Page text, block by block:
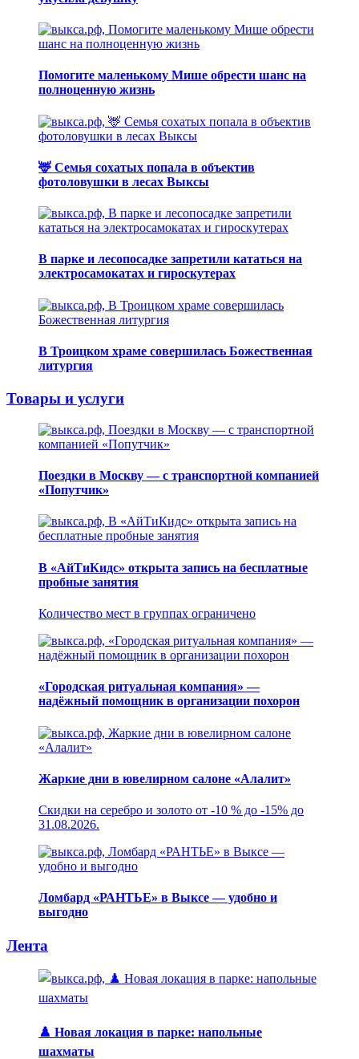
Помогите маленькому Мише обрести шанс на
полноценную жизнь
🦌 Семья сохатых попала в объектив
фотоловушки в лесах Выксы
В парке и лесопосадке запретили кататься на
электросамокатах и гироскутерах
В Троицком храме совершилась Божественная
литургия
Товары и услуги
Поездки в Москву — с транспортной компанией
«Попутчик»
В «АйТиКидс» открыта запись на бесплатные
пробные занятия
Количество мест в группах ограничено
«Городская ритуальная компания» —
надёжный помощник в организации похорон
Жаркие дни в ювелирном салоне «Алалит»
Скидки на серебро и золото от -10 % до -15% до
31.08.2026.
Ломбард «РАНТЬЕ» в Выксе — удобно и
выгодно
Лента
♟️ Новая локация в парке: напольные
шахматы